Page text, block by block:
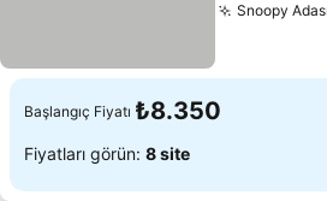
Snoopy
Başlangıç Fiyatı ₺8.350
Fiyatları görün: 8 site